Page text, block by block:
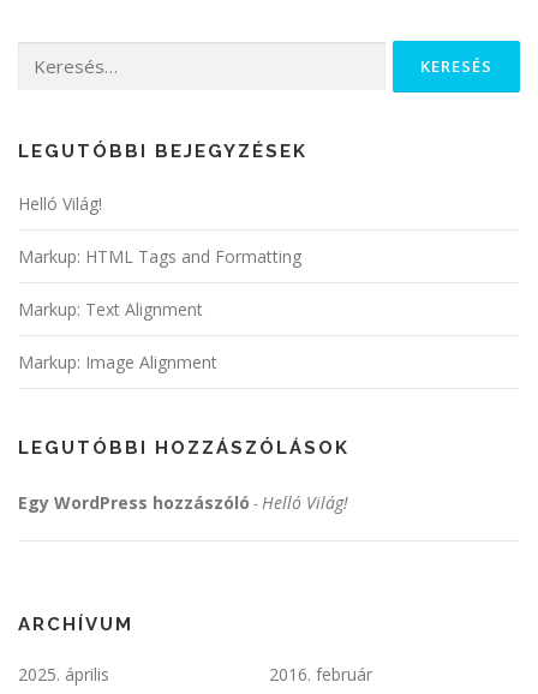
LEGUTÓBBI BEJEGYZÉSEK
Helló Világ!
Markup: HTML Tags and Formatting
Markup: Text Alignment
Markup: Image Alignment
LEGUTÓBBI HOZZÁSZÓLÁSOK
Egy WordPress hozzászóló -Helló Világ!
ARCHÍVUM
2025. április
2016. február